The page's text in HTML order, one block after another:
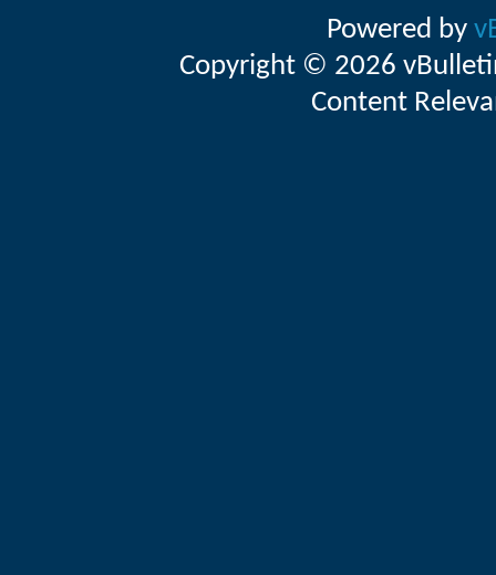
Powered by
Copyright © 2026
Content